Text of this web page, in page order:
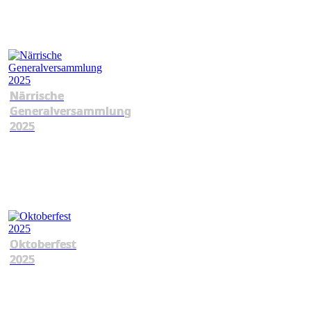
Närrische
Generalversammlung
2025
Oktoberfest
2025